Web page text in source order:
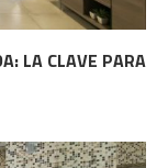
LA CLAVE PARA